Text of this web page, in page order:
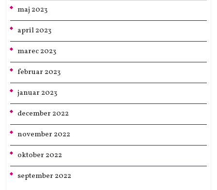
maj 2023
april 2023
marec 2023
februar 2023
januar 2023
december 2022
november 2022
oktober 2022
september 2022